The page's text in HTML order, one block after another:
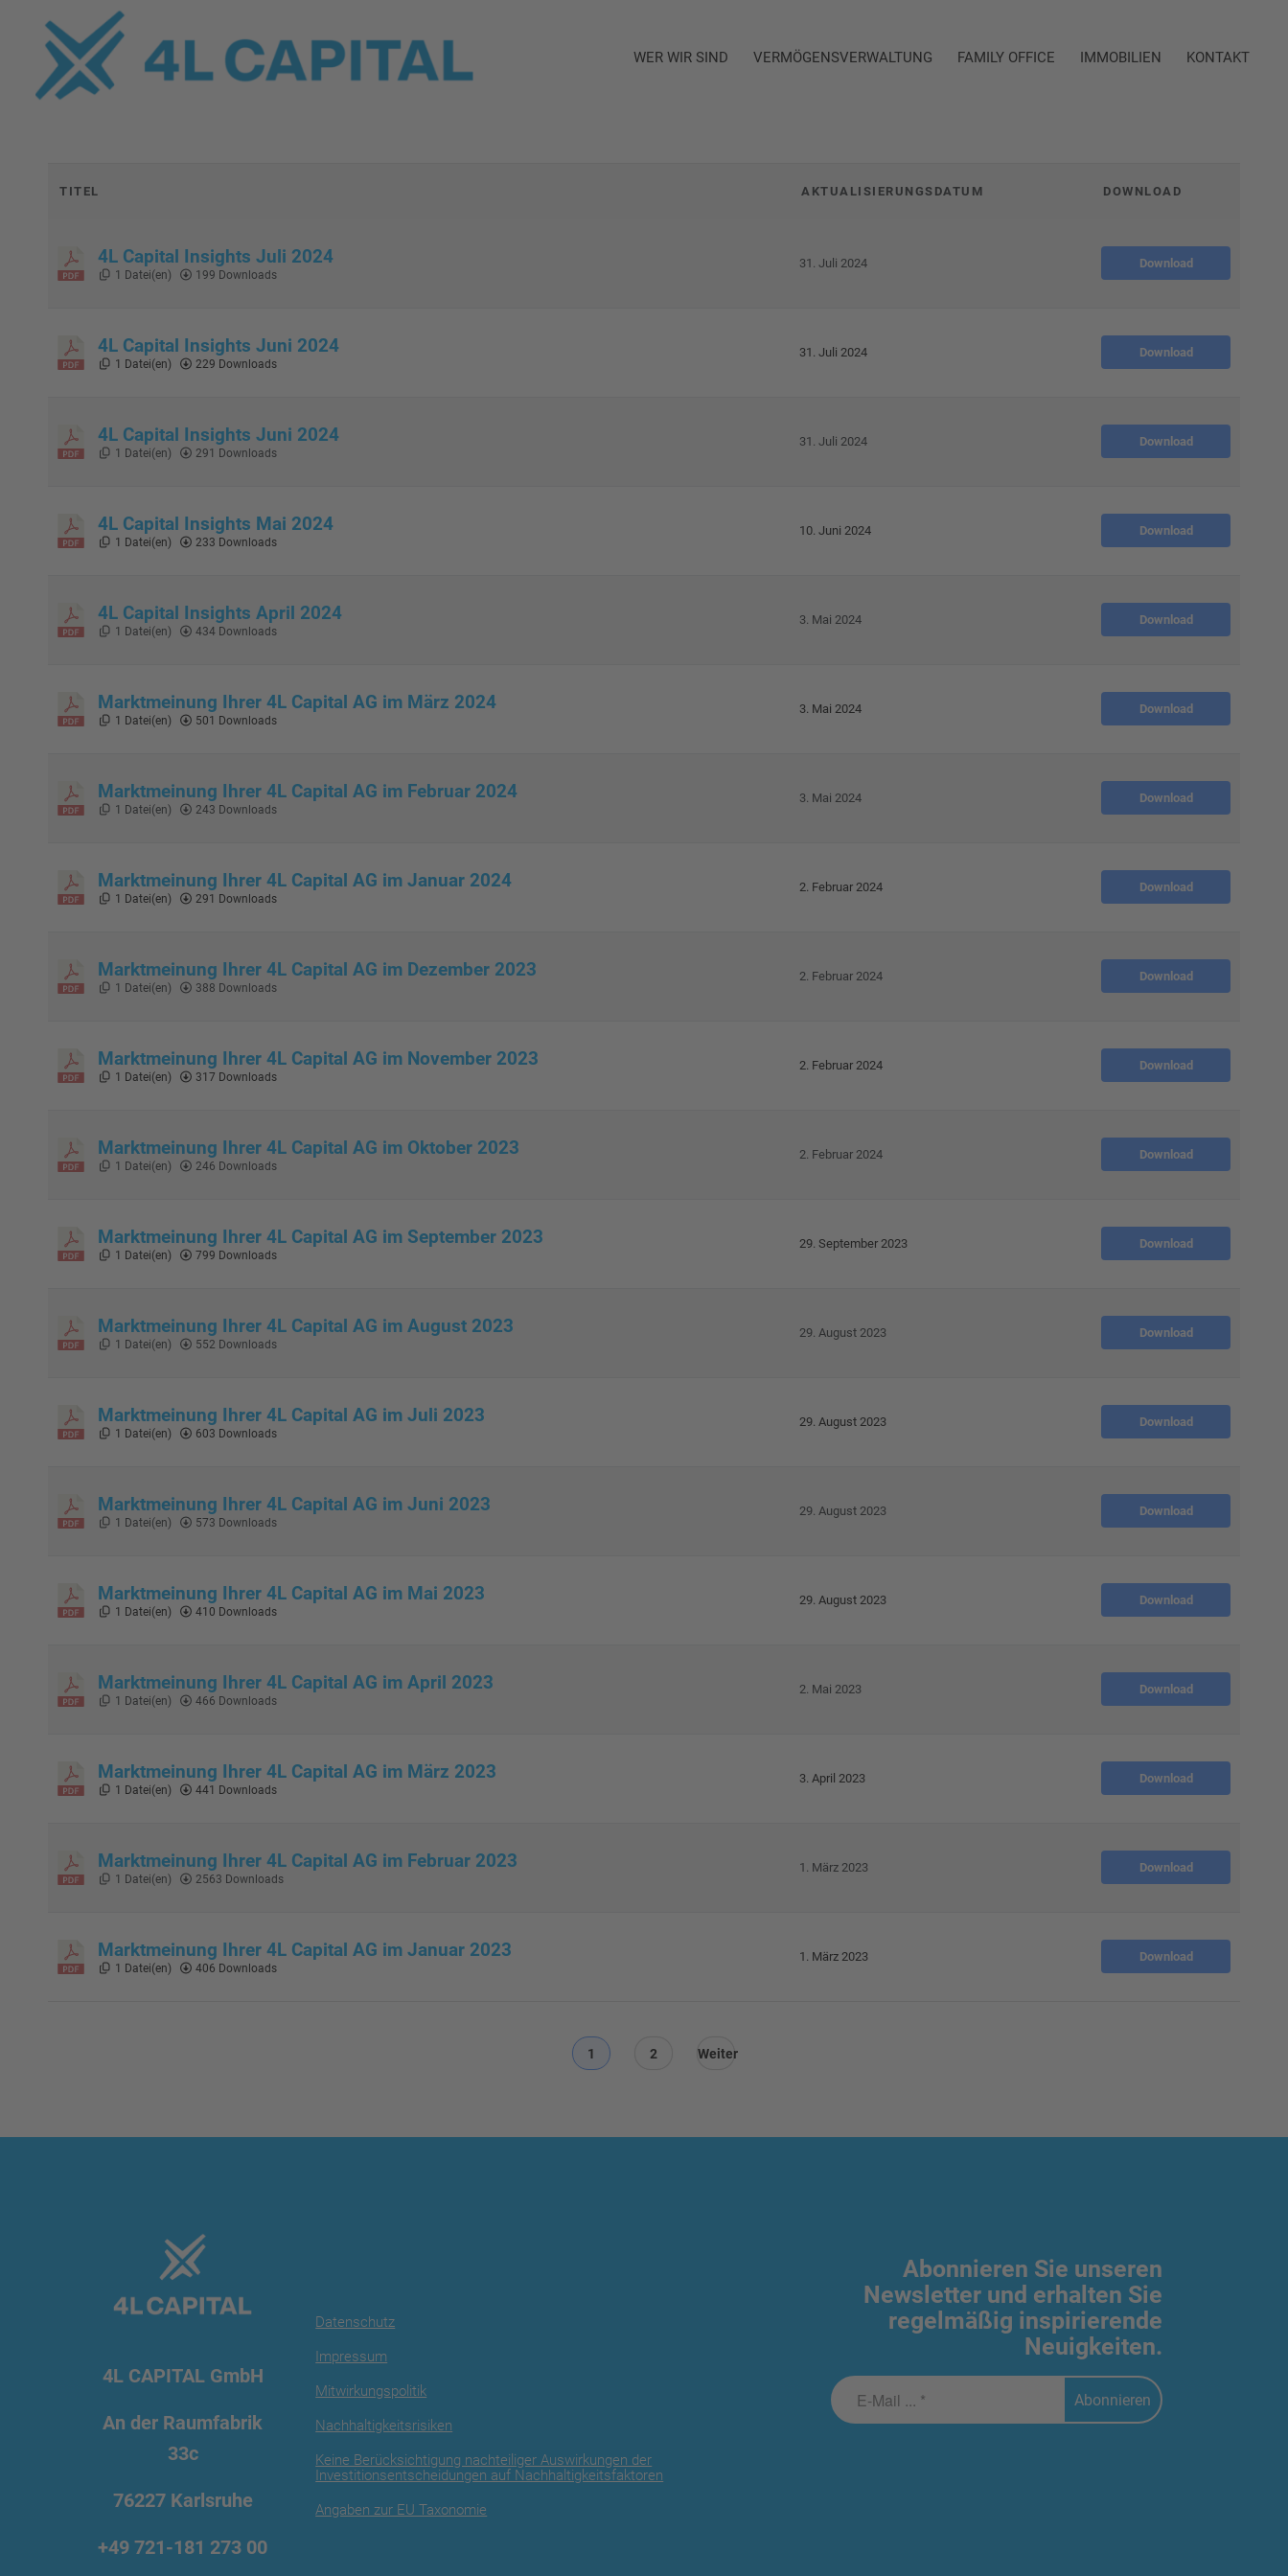
WER WIR SIND VERMÖGENSVERWALTUNG FAMILY OFFICE IMMOBILIEN KONTAKT
TITEL AKTUALISIERUNGSDATUM DOWNLOAD
4L Capital Insights Juli 2024
1 Datei(en) 199 Downloads
31. Juli 2024 Download
4L Capital Insights Juni 2024
1 Datei(en) 229 Downloads
31. Juli 2024 Download
4L Capital Insights Juni 2024
1 Datei(en) 291 Downloads
31. Juli 2024 Download
4L Capital Insights Mai 2024
1 Datei(en) 233 Downloads
10. Juni 2024 Download
4L Capital Insights April 2024
1 Datei(en) 434 Downloads
3. Mai 2024 Download
Marktmeinung Ihrer 4L Capital AG im März 2024
1 Datei(en) 501 Downloads
3. Mai 2024 Download
Marktmeinung Ihrer 4L Capital AG im Februar 2024
1 Datei(en) 243 Downloads
3. Mai 2024 Download
Marktmeinung Ihrer 4L Capital AG im Januar 2024
1 Datei(en) 291 Downloads
2. Februar 2024 Download
Marktmeinung Ihrer 4L Capital AG im Dezember 2023
1 Datei(en) 388 Downloads
2. Februar 2024 Download
Marktmeinung Ihrer 4L Capital AG im November 2023
1 Datei(en) 317 Downloads
2. Februar 2024 Download
Marktmeinung Ihrer 4L Capital AG im Oktober 2023
1 Datei(en) 246 Downloads
2. Februar 2024 Download
Marktmeinung Ihrer 4L Capital AG im September 2023
1 Datei(en) 799 Downloads
29. September 2023 Download
Marktmeinung Ihrer 4L Capital AG im August 2023
1 Datei(en) 552 Downloads
29. August 2023 Download
Marktmeinung Ihrer 4L Capital AG im Juli 2023
1 Datei(en) 603 Downloads
29. August 2023 Download
Marktmeinung Ihrer 4L Capital AG im Juni 2023
1 Datei(en) 573 Downloads
29. August 2023 Download
Marktmeinung Ihrer 4L Capital AG im Mai 2023
1 Datei(en) 410 Downloads
29. August 2023 Download
Marktmeinung Ihrer 4L Capital AG im April 2023
1 Datei(en) 466 Downloads
2. Mai 2023 Download
Marktmeinung Ihrer 4L Capital AG im März 2023
1 Datei(en) 441 Downloads
3. April 2023 Download
Marktmeinung Ihrer 4L Capital AG im Februar 2023
1 Datei(en) 2563 Downloads
1. März 2023 Download
Marktmeinung Ihrer 4L Capital AG im Januar 2023
1 Datei(en) 406 Downloads
1. März 2023 Download
1 2 Weiter
4L CAPITAL GmbH
An der Raumfabrik
33c
76227 Karlsruhe
+49 721-181 273 00
Datenschutz
Impressum
Mitwirkungspolitik
Nachhaltigkeitsrisiken
Keine Berücksichtigung nachteiliger Auswirkungen der
Investitionsentscheidungen auf Nachhaltigkeitsfaktoren
Angaben zur EU Taxonomie
Abonnieren Sie unseren
Newsletter und erhalten Sie
regelmäßig inspirierende
Neuigkeiten.